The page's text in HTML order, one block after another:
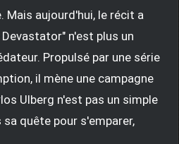
Mais aujourd'hui, le récit a
n'est plus un
Propulsé par une série
il mène une campagne
Ulberg n'est pas un simple
quête pour s'emparer,